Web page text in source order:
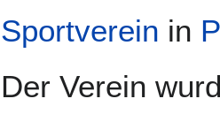
Sportverein in
Der Verein